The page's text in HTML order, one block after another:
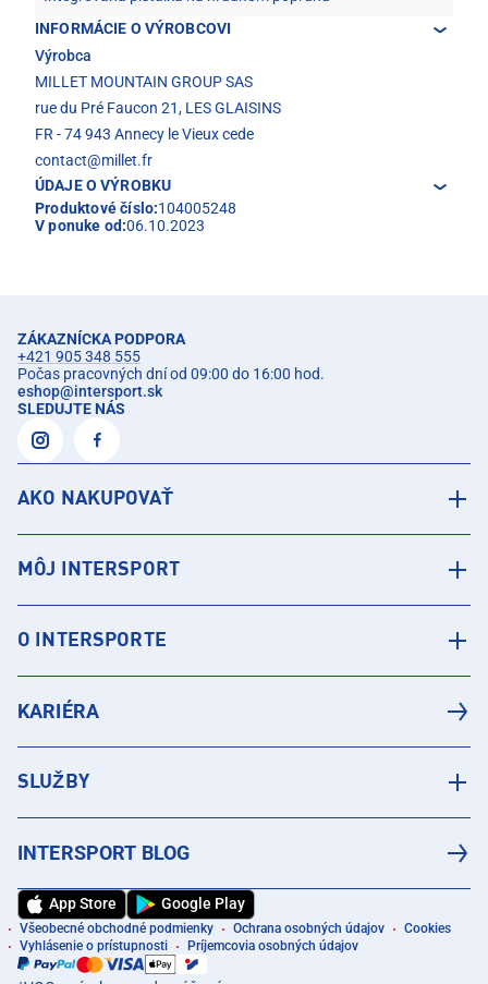
INFORMÁCIE O VÝROBCOVI
Výrobca
MILLET MOUNTAIN GROUP SAS
rue du Pré Faucon 21, LES GLAISINS
FR - 74 943 Annecy le Vieux cede
contact@millet.fr
ÚDAJE O VÝROBKU
Produktové číslo:104005248
V ponuke od:06.10.2023
ZÁKAZNÍCKA PODPORA
+421 905 348 555
Počas pracovných dní od 09:00 do 16:00 hod.
eshop@intersport.sk
SLEDUJTE NÁS
AKO NAKUPOVAŤ
MÔJ INTERSPORT
O INTERSPORTE
KARIÉRA
SLUŽBY
INTERSPORT BLOG
App Store Google Play
Všeobecné obchodné podmienky Ochrana osobných údajov
Cookies
Vyhlásenie o prístupnosti
Príjemcovia osobných údajov